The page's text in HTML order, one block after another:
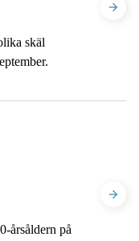
skäl
årsåldern på